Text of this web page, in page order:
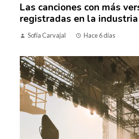
Las canciones con más
registradas en la
Sofía Carvajal Hace 6 días